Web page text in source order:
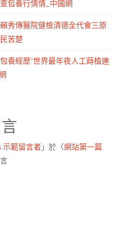
包養行情情_中國網
秀傳醫院健檢清德全代會三原
苦楚
養經歷“世界最年夜人工蒔植連
示範留言者 」於〈網站第一篇